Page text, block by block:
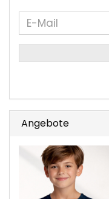
WEITER
ZUR
NEWSLETTER-
ANMELDUNG
E-
Mail
Angebote